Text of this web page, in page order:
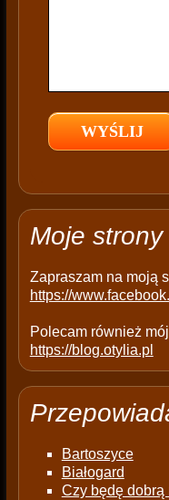
e
e
p
y
Moje strony
Zapraszam na moją
https://
Polecam również
https://blog.otylia.pl
Bartoszyce
Białogard
Czy będę dobrą